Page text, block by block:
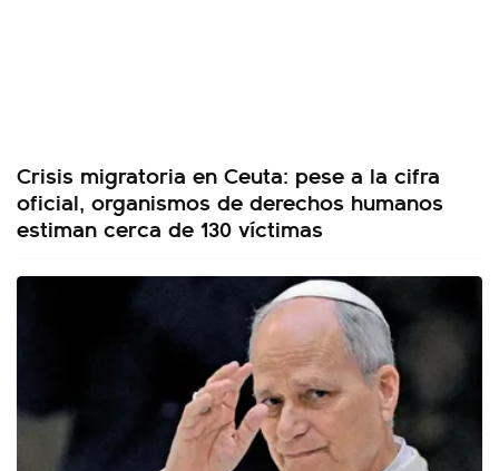
Crisis migratoria en Ceuta: pese a la cifra
oficial, organismos de derechos humanos
estiman cerca de 130 víctimas